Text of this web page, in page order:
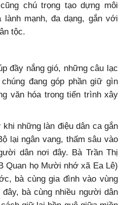
chú trọng tạo dựng môi
mạnh, đa dạng, gắn với
tộc.
đầy nắng gió, những câu lạc
đang góp phần giữ gìn
văn hóa trong tiến trình xây
những làn điệu dân ca gắn
lại ngân vang, thấm sâu vào
dân nơi đây. Bà Trần Thị
Quan họ Mười nhớ xã Ea Lê)
bà cùng gia đình vào vùng
bà cùng nhiều người dân